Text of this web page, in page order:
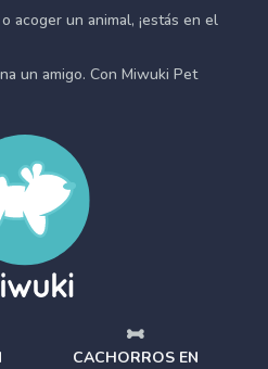
acoger un animal, ¡estás en el
un amigo. Con Miwuki Pet
CACHORROS EN